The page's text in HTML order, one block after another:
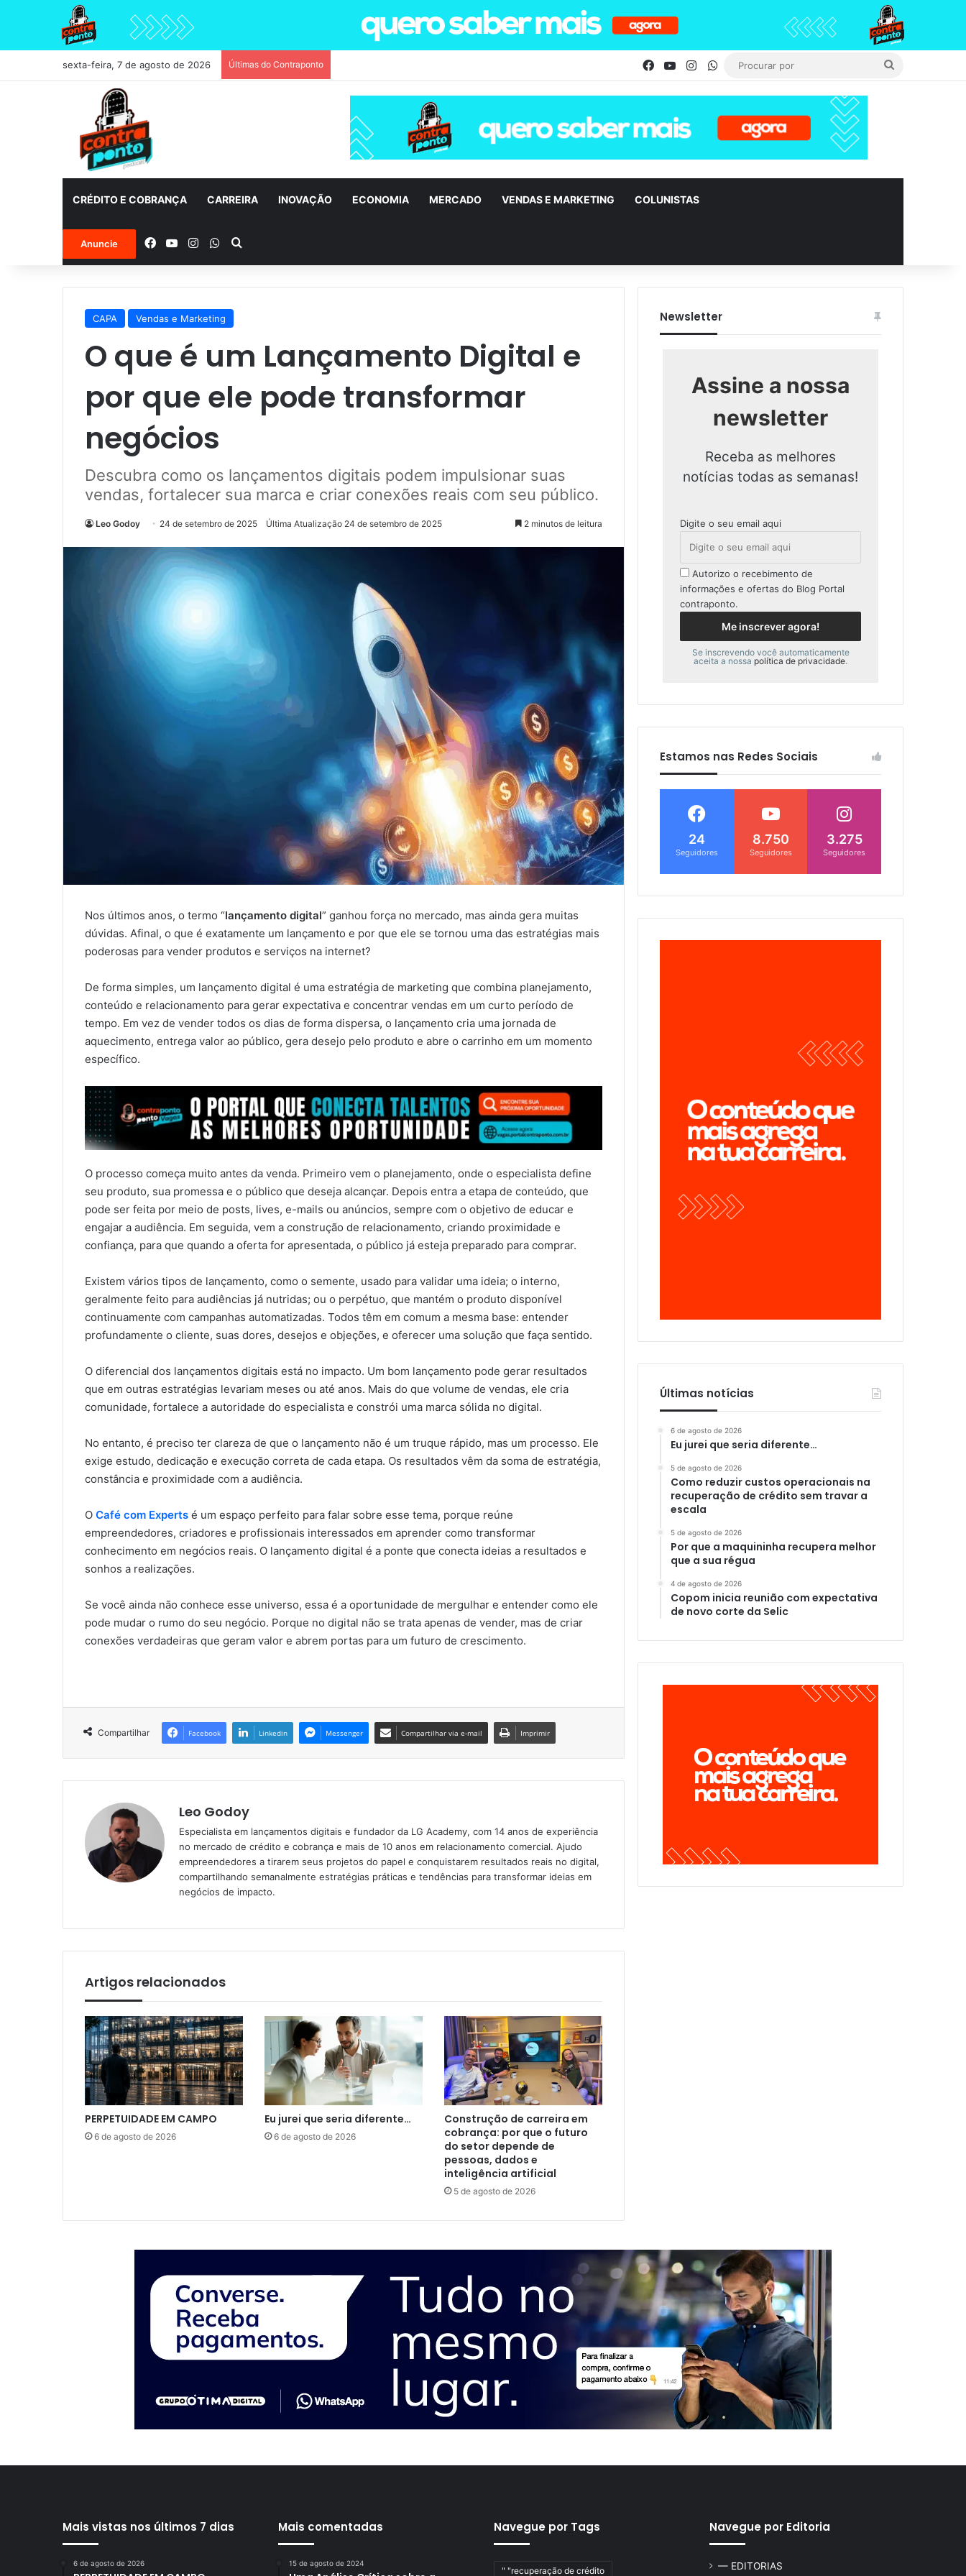
sexta-feira, 7 de agosto de 2026 Últimas do Contraponto Facebook
YouTubeInstagramWhatsApp
CRÉDITO E COBRANÇA CARREIRA INOVAÇÃO ECONOMIA MERCADO VENDAS E MARKETING COLUNISTAS
Anuncie Facebook
YouTubeInstagramWhatsApp
Procurar por
CAPA Vendas e Marketing
O que é um Lançamento Digital e
por que ele pode transformar
negócios
Descubra como os lançamentos digitais podem impulsionar suas
vendas, fortalecer sua marca e criar conexões reais com seu público.
Leo Godoy 24 de setembro de 2025 Última Atualização 24 de setembro de 2025 2 minutos de leitura
Nos últimos anos, o termo “lançamento digital” ganhou força no mercado, mas ainda gera muitas
dúvidas. Afinal, o que é exatamente um lançamento e por que ele se tornou uma das estratégias mais
poderosas para vender produtos e serviços na internet?
De forma simples, um lançamento digital é uma estratégia de marketing que combina planejamento,
conteúdo e relacionamento para gerar expectativa e concentrar vendas em um curto período de
tempo. Em vez de vender todos os dias de forma dispersa, o lançamento cria uma jornada de
aquecimento, entrega valor ao público, gera desejo pelo produto e abre o carrinho em um momento
específico.
O processo começa muito antes da venda. Primeiro vem o planejamento, onde o especialista define
seu produto, sua promessa e o público que deseja alcançar. Depois entra a etapa de conteúdo, que
pode ser feita por meio de posts, lives, e-mails ou anúncios, sempre com o objetivo de educar e
engajar a audiência. Em seguida, vem a construção de relacionamento, criando proximidade e
confiança, para que quando a oferta for apresentada, o público já esteja preparado para comprar.
Existem vários tipos de lançamento, como o semente, usado para validar uma ideia; o interno,
geralmente feito para audiências já nutridas; ou o perpétuo, que mantém o produto disponível
continuamente com campanhas automatizadas. Todos têm em comum a mesma base: entender
profundamente o cliente, suas dores, desejos e objeções, e oferecer uma solução que faça sentido.
O diferencial dos lançamentos digitais está no impacto. Um bom lançamento pode gerar resultados
que em outras estratégias levariam meses ou até anos. Mais do que volume de vendas, ele cria
comunidade, fortalece a autoridade do especialista e constrói uma marca sólida no digital.
No entanto, é preciso ter clareza de que o lançamento não é um truque rápido, mas um processo. Ele
exige estudo, dedicação e execução correta de cada etapa. Os resultados vêm da soma de estratégia,
constância e proximidade com a audiência.
O Café com Experts é um espaço perfeito para falar sobre esse tema, porque reúne
empreendedores, criadores e profissionais interessados em aprender como transformar
conhecimento em negócios reais. O lançamento digital é a ponte que conecta ideias a resultados e
sonhos a realizações.
Se você ainda não conhece esse universo, essa é a oportunidade de mergulhar e entender como ele
pode mudar o rumo do seu negócio. Porque no digital não se trata apenas de vender, mas de criar
conexões verdadeiras que geram valor e abrem portas para um futuro de crescimento.
Compartilhar Facebook Linkedin Messenger Compartilhar via e-mail Imprimir
Leo Godoy
Especialista em lançamentos digitais e fundador da LG Academy, com 14 anos de experiência
no mercado de crédito e cobrança e mais de 10 anos em relacionamento comercial. Ajudo
empreendedores a tirarem seus projetos do papel e conquistarem resultados reais no digital,
compartilhando semanalmente estratégias práticas e tendências para transformar ideias em
negócios de impacto.
Artigos relacionados
PERPETUIDADE EM CAMPO
6 de agosto de 2026
Eu jurei que seria diferente…
6 de agosto de 2026
Construção de carreira em
cobrança: por que o futuro
do setor depende de
pessoas, dados e
inteligência artificial
5 de agosto de 2026
Newsletter
Assine a nossa
newsletter
Receba as melhores
notícias todas as semanas!
Digite o seu email aqui
Autorizo o recebimento de
informações e ofertas do Blog Portal
contraponto.
Se inscrevendo você automaticamente
aceita a nossa política de privacidade.
Estamos nas Redes Sociais
24
Seguidores
8.750
Seguidores
3.275
Seguidores
Últimas notícias
6 de agosto de 2026
Eu jurei que seria diferente…
5 de agosto de 2026
Como reduzir custos operacionais na
recuperação de crédito sem travar a
escala
5 de agosto de 2026
Por que a maquininha recupera melhor
que a sua régua
4 de agosto de 2026
Copom inicia reunião com expectativa
de novo corte da Selic
Mais vistas nos últimos 7 dias
6 de agosto de 2026
Mais comentadas
15 de agosto de 2024
Navegue por Tags
" "recuperação de crédito
Navegue por Editoria
— EDITORIAS